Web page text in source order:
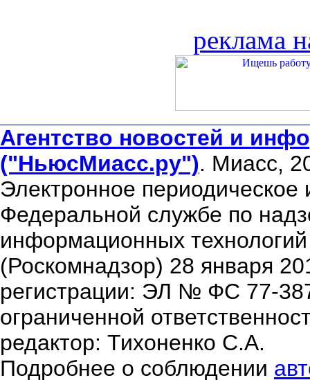
реклама
Агентство новостей и
("НьюсМиасс.ру"). Миасс,
Электронное периодическое
Федеральной службе по
информационных
(Роскомнадзор) 28 января
регистрации: ЭЛ № ФС 77-
ограниченной
редактор: Тихоненко С.А.
Подробнее о соблюдении